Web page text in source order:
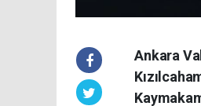
Ankara